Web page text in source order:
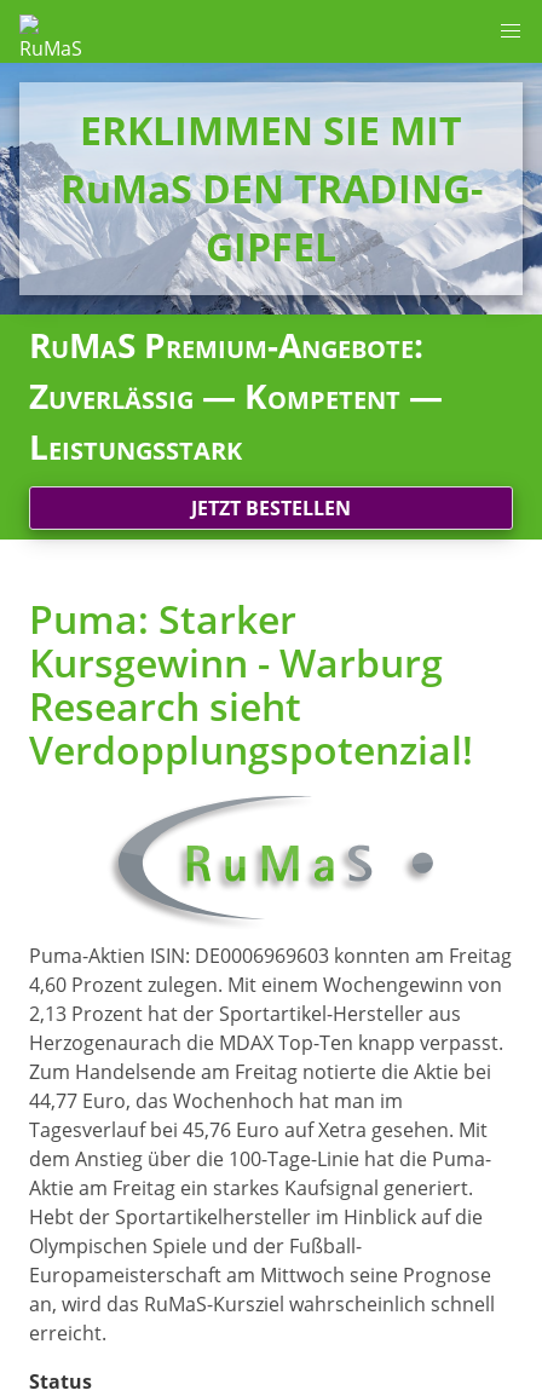
ERKLIMMEN SIE MIT
RuMaS DEN TRADING-
GIPFEL
RuMaS Premium-Angebote:
Zuverlässig — Kompetent —
Leistungsstark
JETZT BESTELLEN
Puma: Starker
Kursgewinn - Warburg
Research sieht
Verdopplungspotenzial!
Puma-Aktien ISIN: DE0006969603 konnten am Freitag
4,60 Prozent zulegen. Mit einem Wochengewinn von
2,13 Prozent hat der Sportartikel-Hersteller aus
Herzogenaurach die MDAX Top-Ten knapp verpasst.
Zum Handelsende am Freitag notierte die Aktie bei
44,77 Euro, das Wochenhoch hat man im
Tagesverlauf bei 45,76 Euro auf Xetra gesehen. Mit
dem Anstieg über die 100-Tage-Linie hat die Puma-
Aktie am Freitag ein starkes Kaufsignal generiert.
Hebt der Sportartikelhersteller im Hinblick auf die
Olympischen Spiele und der Fußball-
Europameisterschaft am Mittwoch seine Prognose
an, wird das RuMaS-Kursziel wahrscheinlich schnell
erreicht.
Status